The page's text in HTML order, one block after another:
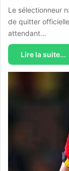
Le sélectionneur
de quitter
attendant…
Lire la suite...